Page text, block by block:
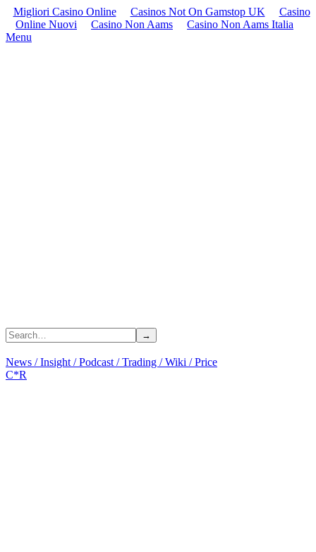
Migliori Casino Online Casinos Not On Gamstop UK
Casino
Online Nuovi
Casino Non Aams
Casino Non Aams Italia
Menu
News /Insight /Podcast /Trading /Wiki /Price
C*R